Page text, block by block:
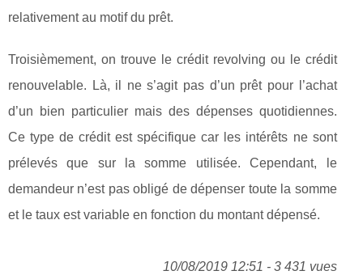
relativement au motif du prêt.
Troisièmement, on trouve le crédit revolving ou le crédit
renouvelable. Là, il ne s’agit pas d’un prêt pour l’achat
d’un bien particulier mais des dépenses quotidiennes.
Ce type de crédit est spécifique car les intérêts ne sont
prélevés que sur la somme utilisée. Cependant, le
demandeur n’est pas obligé de dépenser toute la somme
et le taux est variable en fonction du montant dépensé.
10/08/2019 12:51 - 3 431 vues